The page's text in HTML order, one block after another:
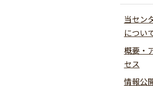
当セン
につい
概要・
セス
情報公